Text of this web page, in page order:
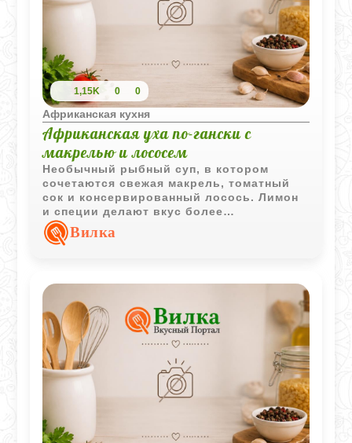
1,15K 0 0
Африканская кухня
Африканская уха по-гански с
макрелью и лососем
Необычный рыбный суп, в котором
сочетаются свежая макрель, томатный
сок и консервированный лосось. Лимон
и специи делают вкус более
выразительным, а приготовление
занимает совсем немного времени.
Вилка